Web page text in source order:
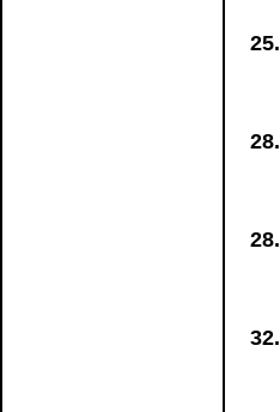
25.
28.
28.
32.